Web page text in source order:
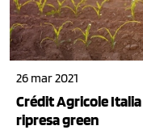
26 mar 2021
Crédit Agricole
ripresa green